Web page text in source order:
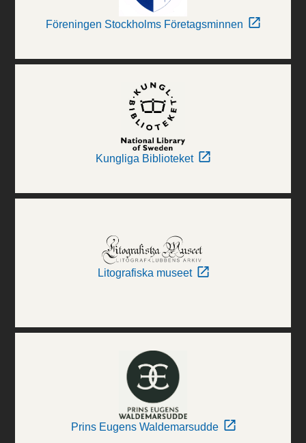
Föreningen Stockholms Företagsminnen
Kungliga Biblioteket
Litografiska museet
Prins Eugens Waldemarsudde